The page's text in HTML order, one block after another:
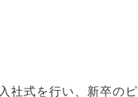
社式を行い、新卒のピ